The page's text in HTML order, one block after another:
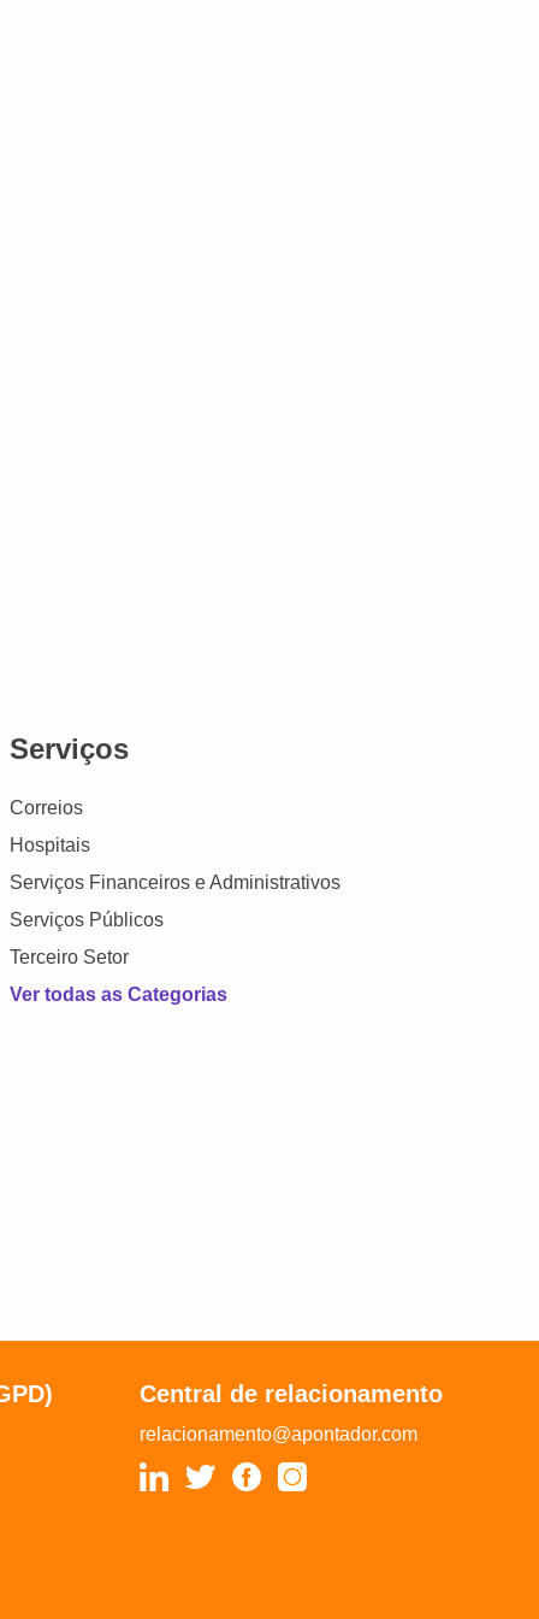
Serviços
Correios
Hospitais
Serviços Financeiros e Administrativos
Serviços Públicos
Terceiro Setor
Ver todas as Categorias
Central de relacionamento
relacionamento@apontador.com